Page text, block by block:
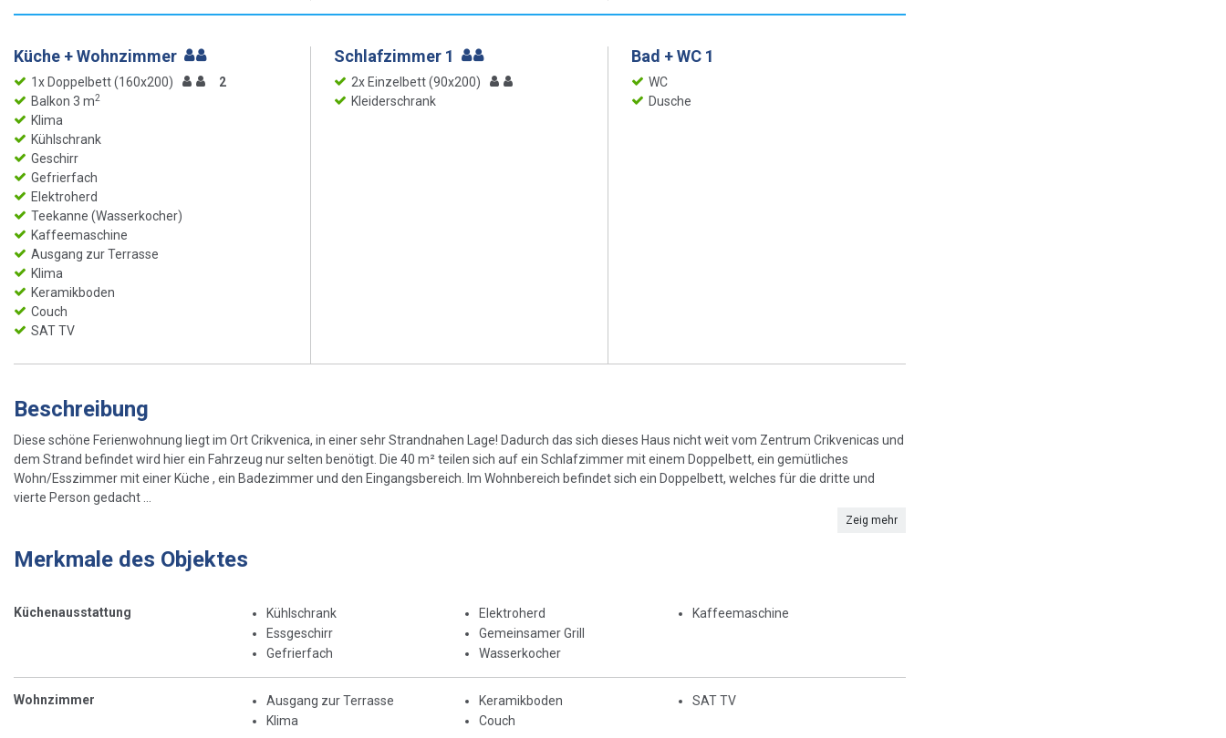
Küche + Wohnzimmer
1x Doppelbett (160x200)
2
Balkon 3 m2
Klima
Kühlschrank
Geschirr
Gefrierfach
Elektroherd
Teekanne (Wasserkocher)
Kaffeemaschine
Ausgang zur Terrasse
Klima
Keramikboden
Couch
SAT TV
Schlafzimmer 1
2x Einzelbett (90x200)
Kleiderschrank
Bad + WC 1
WC
Dusche
Beschreibung
Diese schöne Ferienwohnung liegt im Ort Crikvenica, in einer sehr Strandnahen Lage! Dadurch das sich dieses Haus nicht weit vom Zentrum Crikvenicas und
dem Strand befindet wird hier ein Fahrzeug nur selten benötigt. Die 40 m² teilen sich auf ein Schlafzimmer mit einem Doppelbett, ein gemütliches
Wohn/Esszimmer mit einer Küche , ein Badezimmer und den Eingangsbereich. Im Wohnbereich befindet sich ein Doppelbett, welches für die dritte und
vierte Person gedacht ...
Zeig mehr
Merkmale des Objektes
Küchenausstattung
Kühlschrank
Essgeschirr
Gefrierfach
Elektroherd
Gemeinsamer Grill
Wasserkocher
Kaffeemaschine
Wohnzimmer
Ausgang zur Terrasse
Klima
Keramikboden
Couch
SAT TV